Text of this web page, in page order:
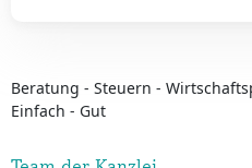
Beratung - Steuern -
Einfach - Gut